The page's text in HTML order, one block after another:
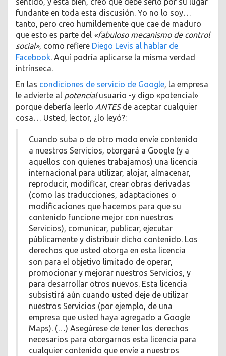
fundante en toda esta discusión. Yo no lo soy…
tanto, pero creo humildemente que cae de maduro
que esto es parte del «fabuloso mecanismo de control
social», como refiere Diego Levis al hablar de
Facebook. Aquí podría aplicarse la misma verdad
intrínseca.
En las condiciones de servicio de Google, la empresa
le advierte al potencialusuario -y digo «potencial»
porque debería leerlo ANTESde aceptar cualquier
cosa… Usted, lector, ¿lo leyó?:
Cuando suba o de otro modo envíe contenido
a nuestros Servicios, otorgará a Google (y a
aquellos con quienes trabajamos) una licencia
internacional para utilizar, alojar, almacenar,
reproducir, modificar, crear obras derivadas
(como las traducciones, adaptaciones o
modificaciones que hacemos para que su
contenido funcione mejor con nuestros
Servicios), comunicar, publicar, ejecutar
públicamente y distribuir dicho contenido. Los
derechos que usted otorga en esta licencia
son para el objetivo limitado de operar,
promocionar y mejorar nuestros Servicios, y
para desarrollar otros nuevos. Esta licencia
subsistirá aún cuando usted deje de utilizar
nuestros Servicios (por ejemplo, de una
empresa que usted haya agregado a Google
Maps). (…) Asegúrese de tener los derechos
necesarios para otorgarnos esta licencia para
cualquier contenido que envíe a nuestros